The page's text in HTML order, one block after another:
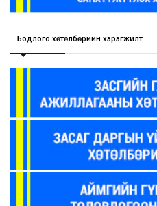
Бодлого хөтөлбөрийн хэрэгжилт